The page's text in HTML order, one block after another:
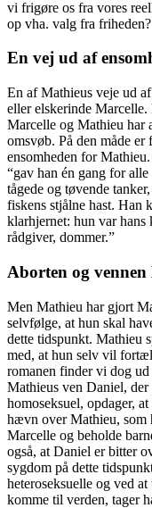
vi frigøre os fra vores
op vha. valg fra friheden?
En vej ud af
En af Mathieus veje ud
eller elskerinde Marcelle.
Marcelle og Mathieu har
omsvøb. På den måde
ensomheden for
“gav han én gang for
tågede og tøvende
fiskens stjålne hast. Han
klarhjernet: hun var hans
rådgiver, dommer.”
Aborten og
Men Mathieu har gjort
selvfølge, at hun skal
dette tidspunkt. Mathieu
med, at hun selv vil
romanen finder vi dog
Mathieus ven Daniel,
homoseksuel, opdager,
hævn over Mathieu, som
Marcelle og beholde
også, at Daniel er bitter
sygdom på dette
heteroseksuelle og ved
komme til verden, tager